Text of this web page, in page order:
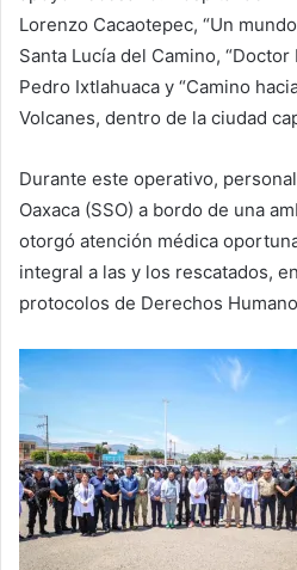
Lorenzo Cacaotepec, “Un
Santa Lucía del Camino,
Pedro Ixtlahuaca y “Camino
Volcanes, dentro de la ciudad
Durante este operativo,
Oaxaca (SSO) a bordo de una
otorgó atención médica
integral a las y los rescatados,
protocolos de Derechos